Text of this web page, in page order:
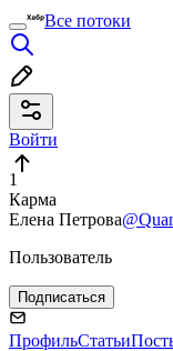
Все потоки
Войти
1
Карма
Елена Петрова
Пользователь
Подписаться
ПрофильСтатьи